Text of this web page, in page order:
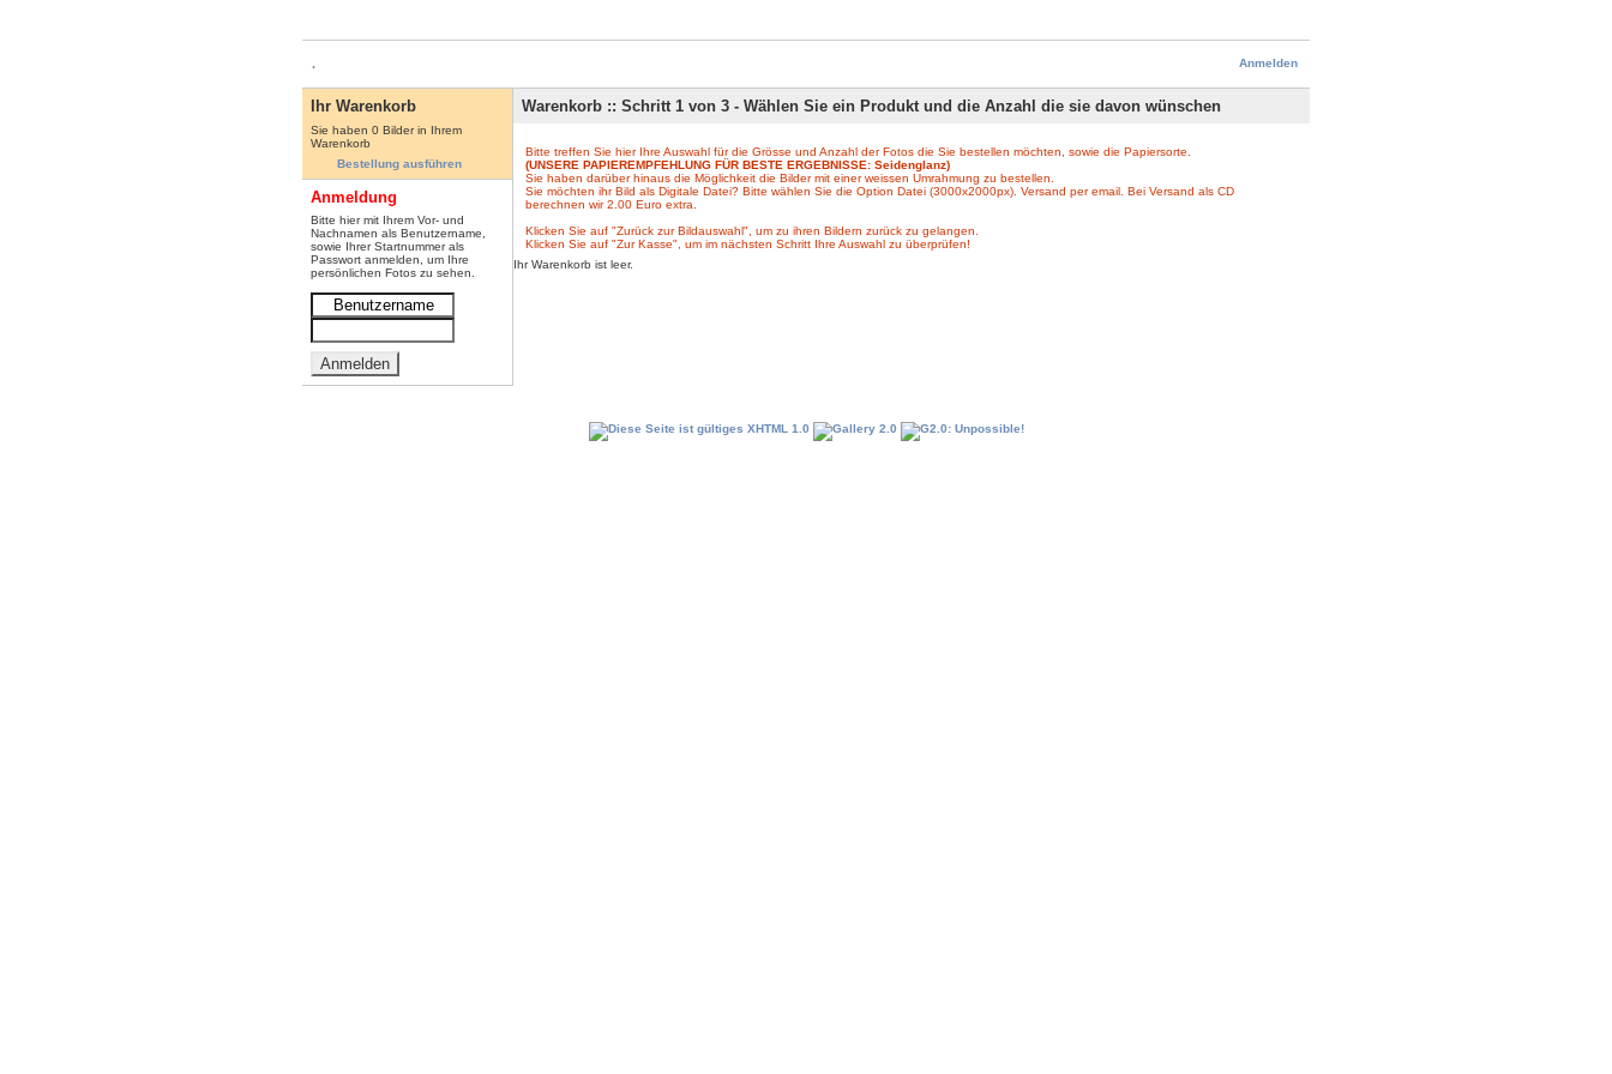
Anmelden
.
Ihr Warenkorb
Sie haben 0 Bilder in Ihrem
Warenkorb
Bestellung ausführen
Anmeldung
Bitte hier mit Ihrem Vor- und
Nachnamen als Benutzername,
sowie Ihrer Startnummer als
Passwort anmelden, um Ihre
persönlichen Fotos zu sehen.
Warenkorb :: Schritt 1 von 3 - Wählen Sie ein Produkt und die Anzahl die sie davon wünschen
Bitte treffen Sie hier Ihre Auswahl für die Grösse und Anzahl der Fotos die Sie bestellen möchten, sowie die Papiersorte.
(UNSERE PAPIEREMPFEHLUNG FÜR BESTE ERGEBNISSE: Seidenglanz)
Sie haben darüber hinaus die Möglichkeit die Bilder mit einer weissen Umrahmung zu bestellen.
Sie möchten ihr Bild als Digitale Datei? Bitte wählen Sie die Option Datei (3000x2000px). Versand per email. Bei Versand als CD
berechnen wir 2.00 Euro extra.
Klicken Sie auf "Zurück zur Bildauswahl", um zu ihren Bildern zurück zu gelangen.
Klicken Sie auf "Zur Kasse", um im nächsten Schritt Ihre Auswahl zu überprüfen!
Ihr Warenkorb ist leer.